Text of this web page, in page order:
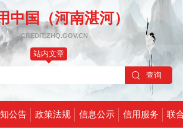
中国（河南湛河）
CREDIT.ZHQ.GOV.CN
站内文章
公告 政策法规 信息公示 信用服务 联